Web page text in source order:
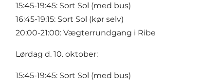
15:45-19:45: Sort Sol (med bus)
16:45-19:15: Sort Sol (kør selv)
20:00-21:00: Vægterrundgang i Ribe
Lørdag d. 10. oktober:
15:45-19:45: Sort Sol (med bus)